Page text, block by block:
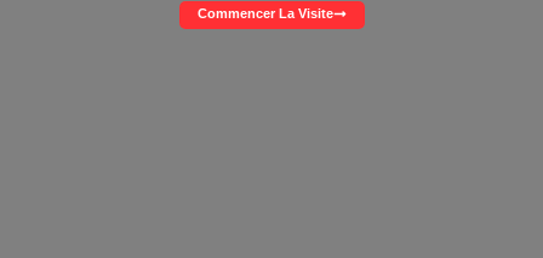
Commencer La Visite